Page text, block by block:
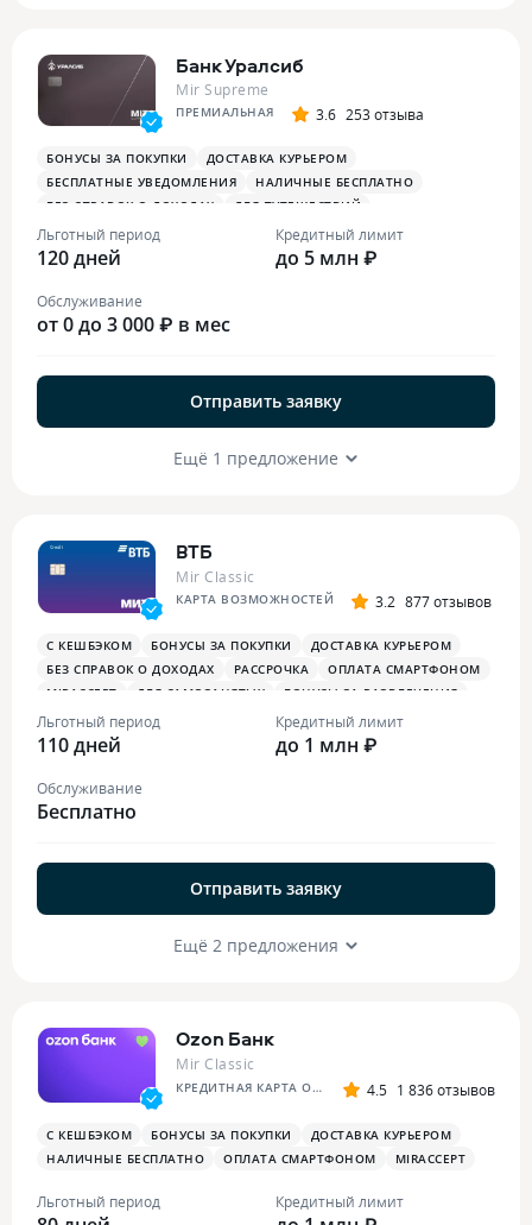
Банк Уралсиб
Mir Supreme
ПРЕМИАЛЬНАЯ 3.6 253 отзыва
БОНУСЫ ЗА ПОКУПКИ
ДОСТАВКА КУРЬЕРОМ
БЕСПЛАТНЫЕ УВЕДОМЛЕНИЯ
НАЛИЧНЫЕ БЕСПЛАТНО
БЕЗ СПРАВОК О ДОХОДАХ
ДЛЯ ПУТЕШЕСТВИЙ
ОПЛАТА СМАРТФОНОМ
MIRACCEPT
БИЗНЕС-ЗАЛЫ
БЕСПЛАТНАЯ ТУРИСТИЧЕСКАЯ СТРАХОВКА
Льготный период
120 дней
Кредитный лимит
до 5 млн ₽
Обслуживание
от 0 до 3 000 ₽ в мес
Отправить заявку
Ещё 1 предложение
ВТБ
Mir Classic
КАРТА ВОЗМОЖНОСТЕЙ 3.2 877 отзывов
С КЕШБЭКОМ БОНУСЫ ЗА ПОКУПКИ
ДОСТАВКА КУРЬЕРОМ
БЕЗ СПРАВОК О ДОХОДАХ
РАССРОЧКА
ОПЛАТА СМАРТФОНОМ
MIRACCEPT
ДЛЯ САМОЗАНЯТЫХ
БОНУСЫ ЗА РАЗВЛЕЧЕНИЯ
ПЛАТЕЖНЫЙ СТИКЕР
Льготный период
110 дней
Кредитный лимит
до 1 млн ₽
Обслуживание
Бесплатно
Отправить заявку
Ещё 2 предложения
Ozon Банк
Mir Classic
КРЕДИТНАЯ КАРТА OZON 4.5 1 836 отзывов
С КЕШБЭКОМ БОНУСЫ ЗА ПОКУПКИ
ДОСТАВКА КУРЬЕРОМ
НАЛИЧНЫЕ БЕСПЛАТНО
ОПЛАТА СМАРТФОНОМ MIRACCEPT
Льготный период Кредитный лимит